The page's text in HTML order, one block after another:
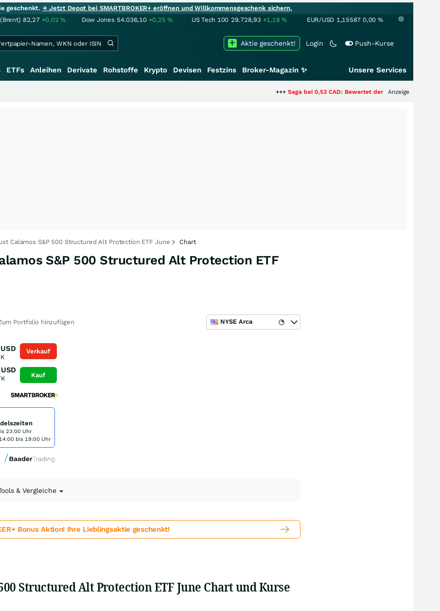
geschenkt.→ Jetzt Depot bei SMARTBROKER+ eröffnen und Willkommensgeschenk sichern.
82,27 +0,02% Dow Jones 54.036,10 +0,25% US Tech 100 29.728,93 +1,18% EUR/USD 1,15587 0,00 %
Login Push-Kurse
Aktie geschenkt!
ETFs Anleihen Derivate Rohstoffe Krypto Devisen Festzins Broker-Magazin ✨ Unsere Services
Saga bei 0,53 CAD: Bewertet der Markt noch immer nur
Anzeige
Calamos S&P 500 Structured Alt Protection ETF June Chart
S&P 500 Structured Alt Protection ETF
Portfolio hinzufügen NYSE Arca
USD
USD
Verkauf
Kauf
23:00 Uhr
bis 19:00 Uhr
& Vergleiche
Bonus Aktion! Ihre Lieblingsaktie geschenkt!
Structured Alt Protection ETF June Chart und Kurse